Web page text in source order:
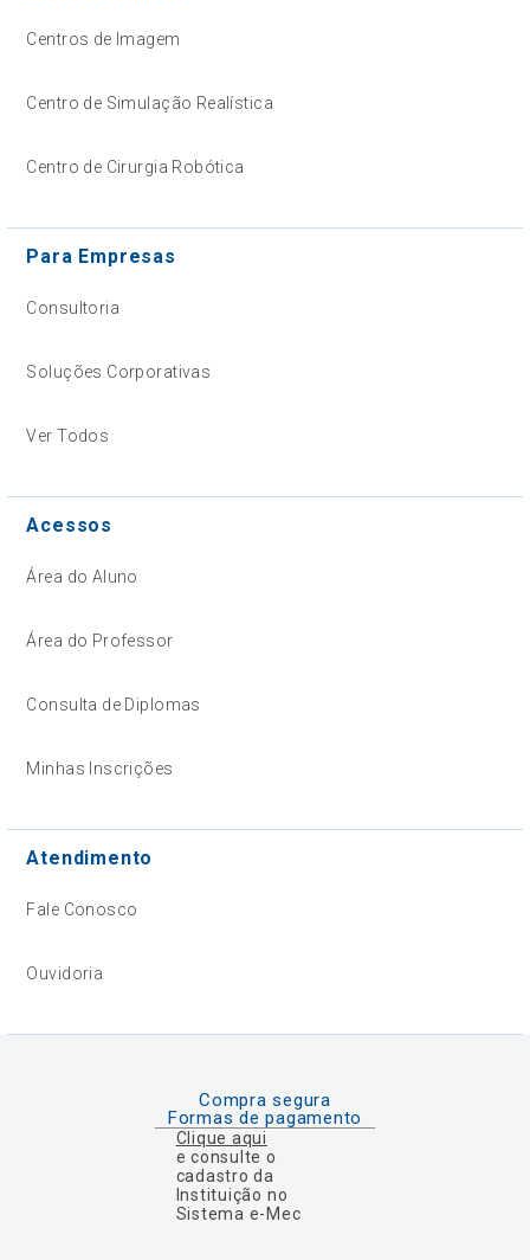
Centros de Imagem
Centro de Simulação Realística
Centro de Cirurgia Robótica
Para Empresas
Consultoria
Soluções Corporativas
Ver Todos
Acessos
Área do Aluno
Área do Professor
Consulta de Diplomas
Minhas Inscrições
Atendimento
Fale Conosco
Ouvidoria
Compra segura
Formas de pagamento
Clique aqui
e consulte o
cadastro da
Instituição no
Sistema e-Mec